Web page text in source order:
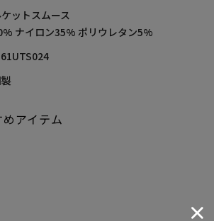
ス素材で、ドレスシーンにもぴったりの上
しからもしっかりと肌を守ります。
ッチが施されており、襟元はリブ仕立てのV
ットスムース
ナイロン35% ポリウレタン5%
アイテム